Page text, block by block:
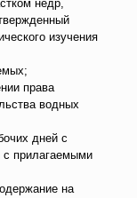
недр,
изучения
права
водных
дней с
с прилагаемыми
на